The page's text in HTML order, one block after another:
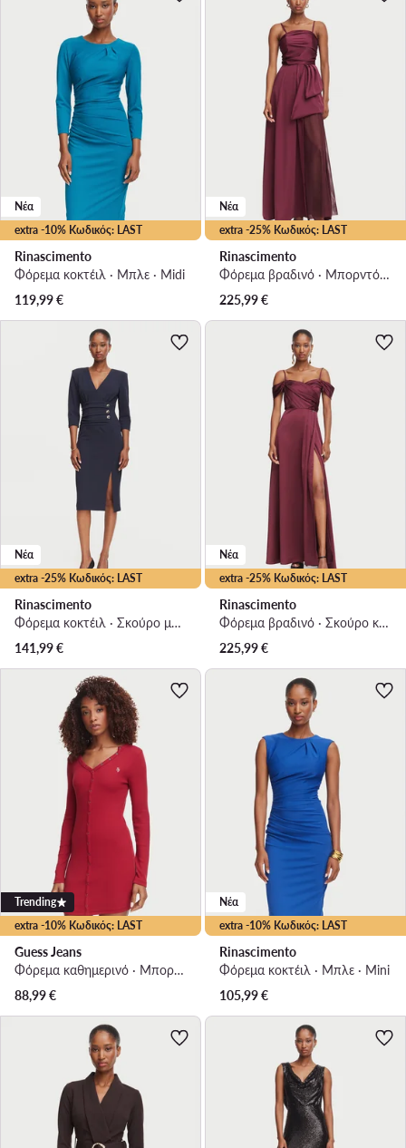
extra -10% Κωδικός: LAST
Νέα
Rinascimento
Φόρεμα κοκτέιλ · Μπλε · Midi
119,99€
extra -25% Κωδικός: LAST
Νέα
Rinascimento
Φόρεμα βραδινό · Μπορντό · Maxi
225,99€
extra -25% Κωδικός: LAST
Νέα
Rinascimento
Φόρεμα κοκτέιλ · Σκούρο μπλε · Midi
141,99€
extra -25% Κωδικός: LAST
Νέα
Rinascimento
Φόρεμα βραδινό · Σκούρο καφέ · Maxi
225,99€
extra -10% Κωδικός: LAST
Trending
Guess Jeans
Φόρεμα καθημερινό · Μπορντό · Mini
88,99€
extra -10% Κωδικός: LAST
Νέα
Rinascimento
Φόρεμα κοκτέιλ · Μπλε · Mini
105,99€